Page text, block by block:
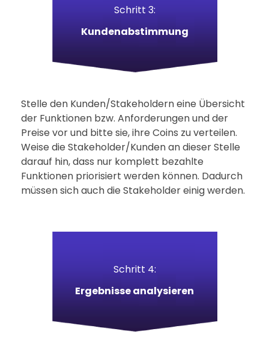
Schritt 3:
Kundenabstimmung
Stelle den Kunden/Stakeholdern eine Übersicht
der Funktionen bzw. Anforderungen und der
Preise vor und bitte sie, ihre Coins zu verteilen.
Weise die Stakeholder/Kunden an dieser Stelle
darauf hin, dass nur komplett bezahlte
Funktionen priorisiert werden können. Dadurch
müssen sich auch die Stakeholder einig werden.
Schritt 4:
Ergebnisse analysieren